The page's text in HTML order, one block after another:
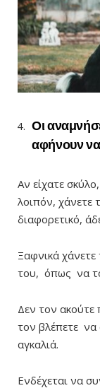
Οι
αφήνουν να
Αν είχατε
λοιπόν, χάνετε
διαφορετικό,
Ξαφνικά χάνετε
του, όπως να
Δεν τον ακούτε
τον βλέπετε να
αγκαλιά.
Ενδέχεται να